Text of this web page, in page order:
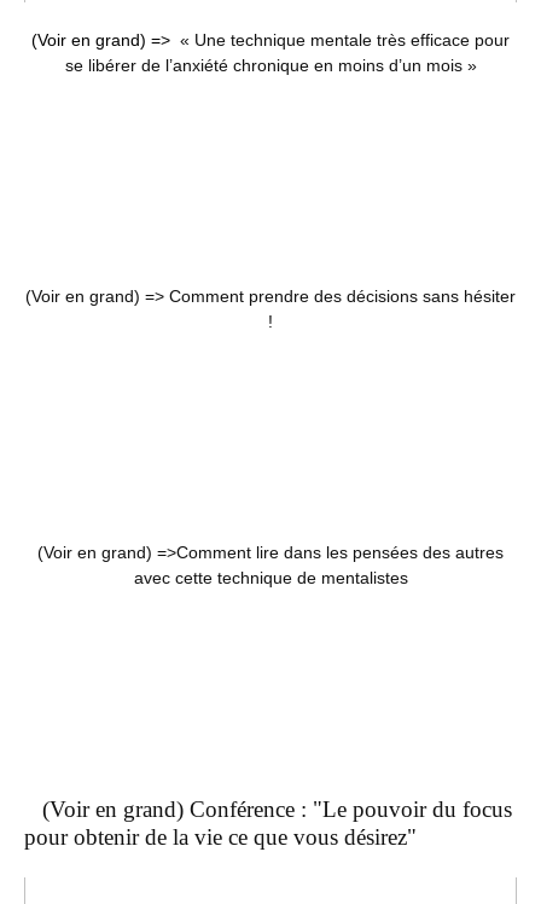
(Voir en grand) => « Une technique mentale très efficace pour
se libérer de l’anxiété chronique en moins d’un mois »
(Voir en grand) => Comment prendre des décisions sans hésiter
!
(Voir en grand) =>Comment lire dans les pensées des autres
avec cette technique de mentalistes
(Voir en grand) Conférence : "Le pouvoir du focus
pour obtenir de la vie ce que vous désirez"